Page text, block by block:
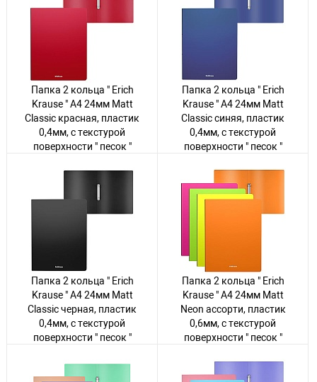
48 товаров 93 товара
Папка 2 кольца " Erich
Krause " А4 24мм Matt
Classic красная, пластик
0,4мм, с текстурой
поверхности " песок "
81 товар
Папка 2 кольца " Erich
Krause " А4 24мм Matt
Classic синяя, пластик
0,4мм, с текстурой
поверхности " песок "
98 товаров
Папка 2 кольца " Erich
Krause " А4 24мм Matt
Classic черная, пластик
0,4мм, с текстурой
поверхности " песок "
увидеть цену
Папка 2 кольца " Erich
Krause " А4 24мм Matt
Neon ассорти, пластик
0,6мм, с текстурой
поверхности " песок "